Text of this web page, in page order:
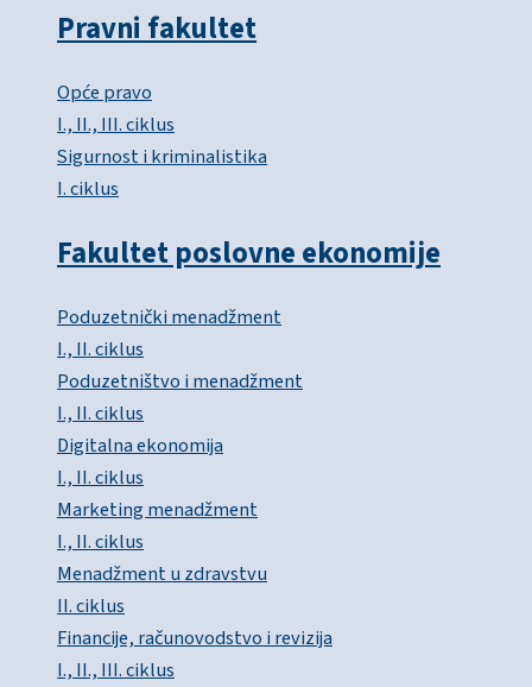
Pravni fakultet
Opće pravo
I., II., III. ciklus
Sigurnost i kriminalistika
I. ciklus
Fakultet poslovne ekonomije
Poduzetnički menadžment
I., II. ciklus
Poduzetništvo i menadžment
I., II. ciklus
Digitalna ekonomija
I., II. ciklus
Marketing menadžment
I., II. ciklus
Menadžment u zdravstvu
II. ciklus
Financije, računovodstvo i revizija
I., II., III. ciklus